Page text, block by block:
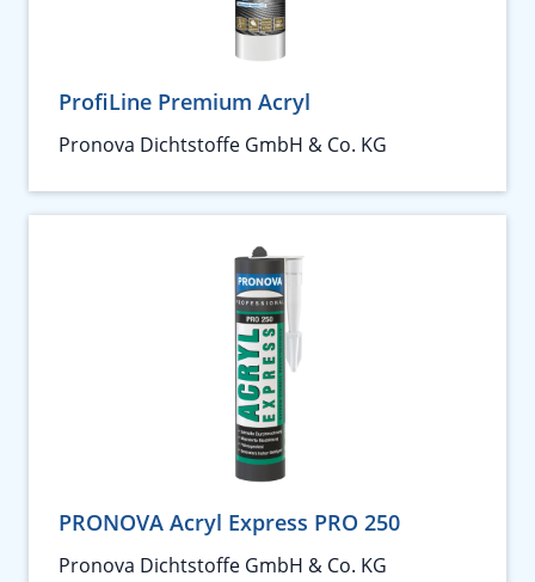
ProfiLine Premium Acryl
Pronova Dichtstoffe GmbH & Co. KG
PRONOVA Acryl Express PRO 250
Pronova Dichtstoffe GmbH & Co. KG